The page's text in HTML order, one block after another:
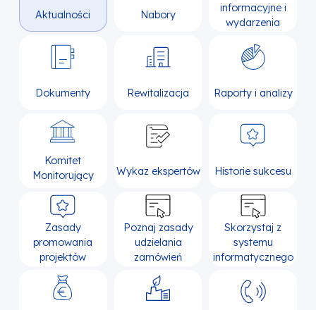
Aktualności Nabory
informacyjne i
wydarzenia
Dokumenty Rewitalizacja Raporty i analizy
Komitet
Monitorujący
Wykaz ekspertów Historie sukcesu
Zasady
promowania
projektów
Poznaj zasady
udzielania
zamówień
Skorzystaj z
systemu
informatycznego